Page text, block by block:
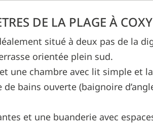
DE LA PLAGE À
situé à deux pas de la
orientée plein sud.
une chambre avec lit simple et
bains ouverte (baignoire
et une buanderie avec